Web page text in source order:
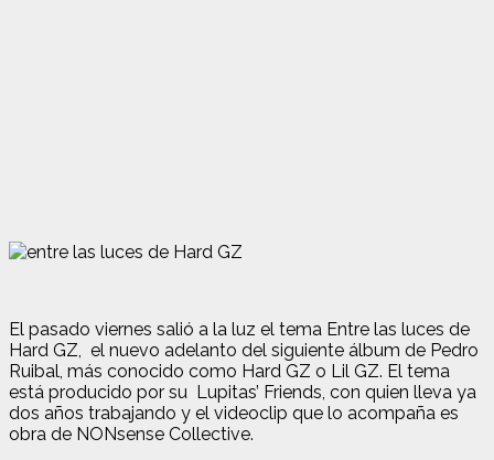
El pasado viernes salió a la luz el tema Entre las luces de
Hard GZ, el nuevo adelanto del siguiente álbum de Pedro
Ruibal, más conocido como Hard GZ o Lil GZ. El tema
está producido por su Lupitas’ Friends, con quien lleva ya
dos años trabajando y el videoclip que lo acompaña es
obra de NONsense Collective.